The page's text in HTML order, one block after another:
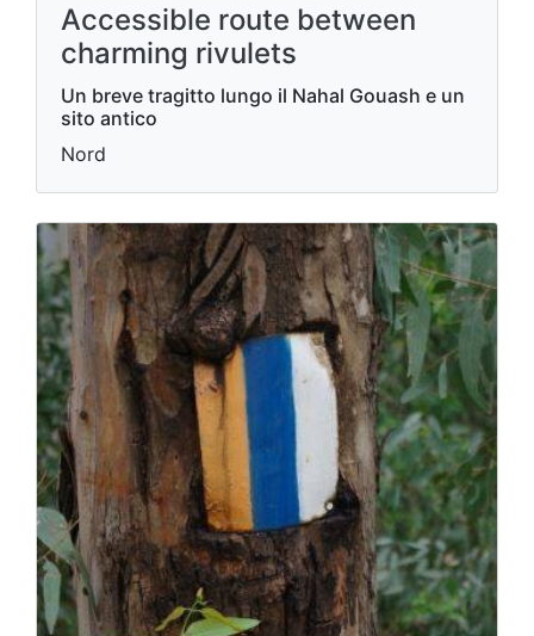
Accessible route between
charming rivulets
Un breve tragitto lungo il Nahal Gouash e un
sito antico
Nord